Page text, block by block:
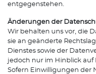
entgegenstehen.
Änderungen der
Wir behalten uns vor, die
sie an geänderte
Dienstes sowie der
jedoch nur im Hinblick
Sofern Einwilligungen der